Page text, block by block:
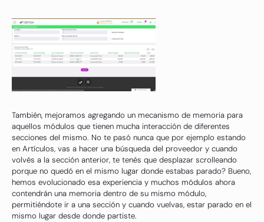
También, mejoramos agregando un mecanismo de memoria para
aquellos módulos que tienen mucha interacción de diferentes
secciones del mismo. No te pasó nunca que por ejemplo estando
en Artículos, vas a hacer una búsqueda del proveedor y cuando
volvés a la sección anterior, te tenés que desplazar scrolleando
porque no quedó en el mismo lugar donde estabas parado? Bueno,
hemos evolucionado esa experiencia y muchos módulos ahora
contendrán una memoria dentro de su mismo módulo,
permitiéndote ir a una sección y cuando vuelvas, estar parado en el
mismo lugar desde donde partiste.